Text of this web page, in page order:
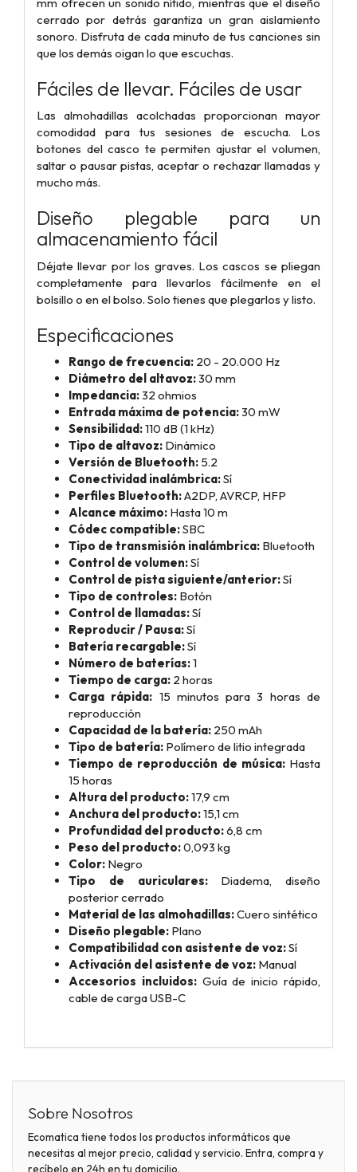
cerrado por detrás garantiza un gran aislamiento
sonoro. Disfruta de cada minuto de tus canciones sin
que los demás oigan lo que escuchas.
Fáciles de llevar. Fáciles de usar
Las almohadillas acolchadas proporcionan mayor
comodidad para tus sesiones de escucha. Los
botones del casco te permiten ajustar el volumen,
saltar o pausar pistas, aceptar o rechazar llamadas y
mucho más.
Diseño plegable para un
almacenamiento fácil
Déjate llevar por los graves. Los cascos se pliegan
completamente para llevarlos fácilmente en el
bolsillo o en el bolso. Solo tienes que plegarlos y listo.
Especificaciones
Rango de frecuencia: 20 - 20.000 Hz
Diámetro del altavoz:30 mm
Impedancia:32 ohmios
Entrada máxima de potencia:30 mW
Sensibilidad:110 dB (1 kHz)
Tipo de altavoz: Dinámico
Versión de Bluetooth: 5.2
Conectividad inalámbrica:Sí
Perfiles Bluetooth:A2DP, AVRCP, HFP
Alcance máximo: Hasta 10 m
Códec compatible:SBC
Tipo de transmisión inalámbrica: Bluetooth
Control de volumen:Sí
Control de pista siguiente/anterior:Sí
Tipo de controles: Botón
Control de llamadas:Sí
Reproducir / Pausa:Sí
Batería recargable:Sí
Número de baterías:1
Tiempo de carga: 2 horas
Carga rápida: 15 minutos para 3 horas de
reproducción
Capacidad de la batería: 250 mAh
Tipo de batería: Polímero de litio integrada
Tiempo de reproducción de música:Hasta
15 horas
Altura del producto:17,9 cm
Anchura del producto:15,1 cm
Profundidad del producto:6,8 cm
Peso del producto:0,093 kg
Color: Negro
Tipo de auriculares:Diadema, diseño
posterior cerrado
Material de las almohadillas:Cuero sintético
Diseño plegable: Plano
Compatibilidad con asistente de voz:Sí
Activación del asistente de voz: Manual
Accesorios incluidos:Guía de inicio rápido,
cable de carga USB-C
Sobre Nosotros
Ecomatica tiene todos los productos informáticos que
necesitas al mejor precio, calidad y servicio. Entra, compra y
recíbelo en 24h en tu domicilio.